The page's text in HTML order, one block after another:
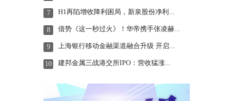
7 H1再陷增收降利困局，新泉股份净利...
8 借势《这一秒过火》！华帝携手张凌赫...
9 上海银行移动金融渠道融合升级 开启...
10 建邦金属三战港交所IPO：营收猛涨...